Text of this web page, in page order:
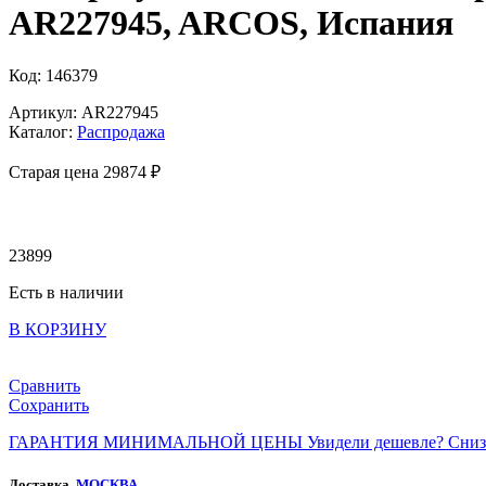
AR227945, ARCOS, Испания
Код: 146379
Артикул: AR227945
Каталог: Распродажа
Старая цена 29874 ₽
23899
Есть в наличии
В КОРЗИНУ
Сравнить
Сохранить
ГАРАНТИЯ МИНИМАЛЬНОЙ ЦЕНЫ Увидели дешевле?